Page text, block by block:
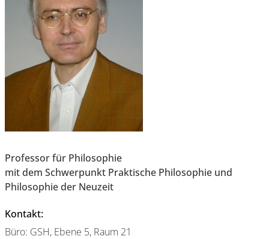
Professor für Philosophie
mit dem Schwerpunkt Praktische Philosophie und
Philosophie der Neuzeit
Kontakt:
Büro: GSH, Ebene 5, Raum 21